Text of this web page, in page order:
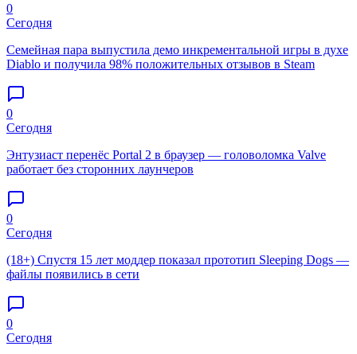
0
Сегодня
Семейная пара выпустила демо инкрементальной игры в духе
Diablo и получила 98% положительных отзывов в Steam
0
Сегодня
Энтузиаст перенёс Portal 2 в браузер — головоломка Valve
работает без сторонних лаунчеров
0
Сегодня
(18+) Спустя 15 лет моддер показал прототип Sleeping Dogs —
файлы появились в сети
0
Сегодня